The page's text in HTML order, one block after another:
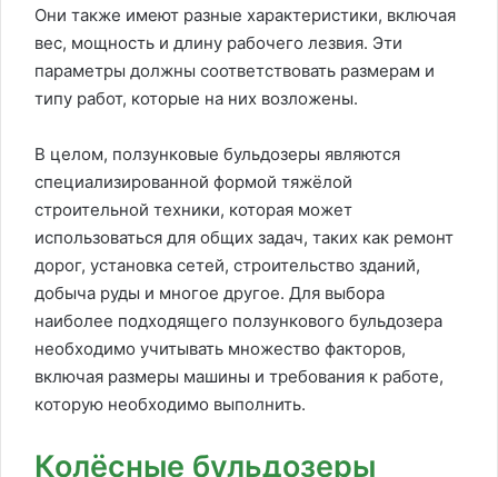
Они также имеют разные характеристики, включая
вес, мощность и длину рабочего лезвия. Эти
параметры должны соответствовать размерам и
типу работ, которые на них возложены.
В целом, ползунковые бульдозеры являются
специализированной формой тяжёлой
строительной техники, которая может
использоваться для общих задач, таких как ремонт
дорог, установка сетей, строительство зданий,
добыча руды и многое другое. Для выбора
наиболее подходящего ползункового бульдозера
необходимо учитывать множество факторов,
включая размеры машины и требования к работе,
которую необходимо выполнить.
Колёсные бульдозеры